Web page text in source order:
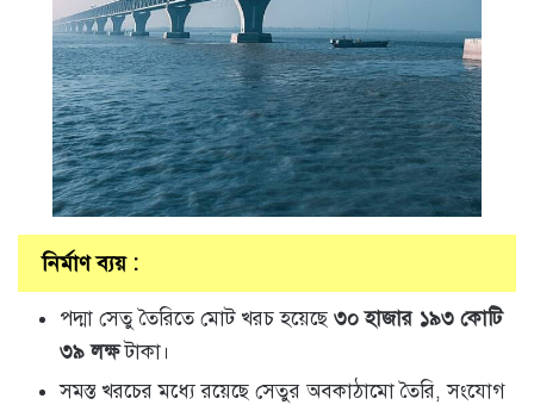
নির্মাণ ব্যয় :
পদ্মা সেতু তৈরিতে মোট খরচ হয়েছে ৩০ হাজার ১৯৩ কোটি
৩৯ লক্ষটাকা।
সমস্ত খরচের মধ্যে রয়েছে সেতুর অবকাঠামো তৈরি, সংযোগ